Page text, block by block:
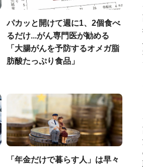
パカッと開けて週に1、2個食べ
るだけ...がん専門医が勧める
「大腸がんを予防するオメガ脂
肪酸たっぷり食品」
「年金だけで暮らす人」は早々